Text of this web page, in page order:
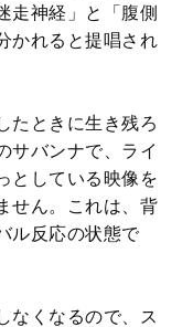
走神経」と「腹側
かれると提唱され
たときに生き残ろ
サバンナで、ライ
としている映像を
せん。これは、背
ル反応の状態で
なくなるので、ス